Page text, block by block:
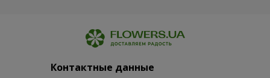
Контактные данные